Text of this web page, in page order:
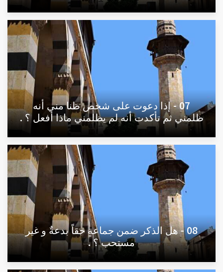
07 - إذا دعوت على شخص ظنا مني أنه
ظلمني ثم تأكدت أنه لم يظلمني ماذا أفعل ؟ .
08 - هل الذكر ضمن جماعةٍ حقاً بدعةٌ و غير
مستحب ؟ .